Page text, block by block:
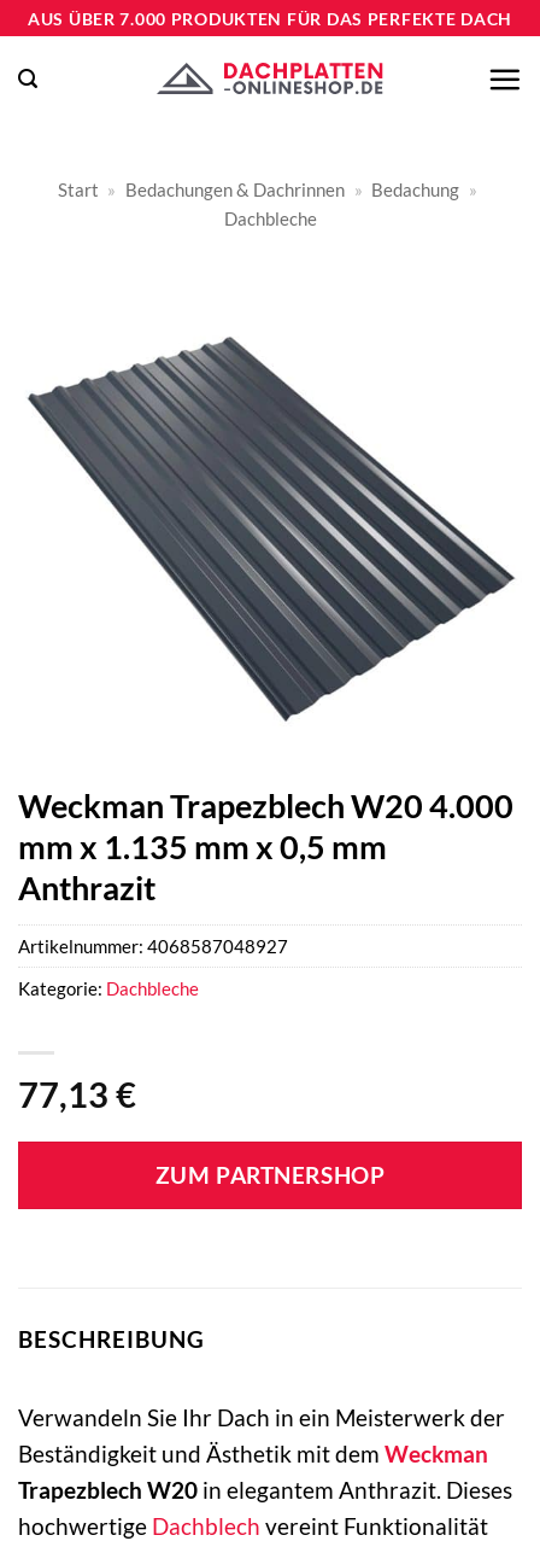
Zum
springen
AUS ÜBER 7.000 PRODUKTEN FÜR DAS PERFEKTE DACH
Start » Bedachungen & Dachrinnen » Bedachung »
Dachbleche
Weckman Trapezblech W20 4.000
mm x 1.135 mm x 0,5 mm
Anthrazit
77,13 €
ZUM PARTNERSHOP
Artikelnummer: 4068587048927
Kategorie: Dachbleche
BESCHREIBUNG
Verwandeln Sie Ihr Dach in ein Meisterwerk der
Beständigkeit und Ästhetik mit dem Weckman
Trapezblech W20 in elegantem Anthrazit. Dieses
hochwertige Dachblech vereint Funktionalität